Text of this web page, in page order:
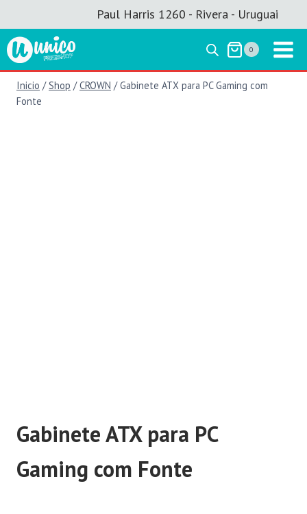
al
contenido
Paul Harris 1260 - Rivera - Uruguai
0
Inicio / Shop / CROWN / Gabinete ATX para PC Gaming com
Fonte
Gabinete ATX para PC
Gaming com Fonte